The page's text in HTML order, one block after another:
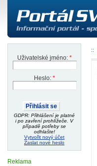
Uživatelské jméno: *
Heslo: *
GDPR: Přihlášení je platné
i po zavření prohlížeče. V
případě potřeby se
odhlašte!
Vytvořit nový účet
Zaslat nové heslo
Reklama